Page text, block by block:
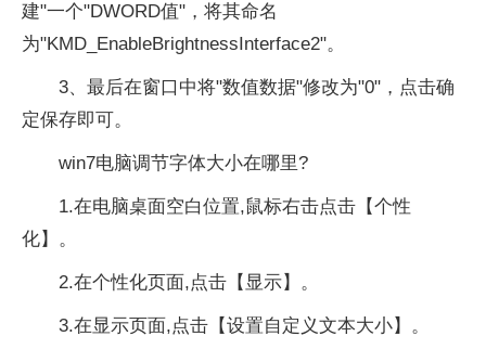
建"一个"DWORD值"，将其命名
为"KMD_EnableBrightnessInterface2"。
3、最后在窗口中将"数值数据"修改为"0"，点击确
定保存即可。
win7电脑调节字体大小在哪里?
1.在电脑桌面空白位置,鼠标右击点击【个性
化】。
2.在个性化页面,点击【显示】。
3.在显示页面,点击【设置自定义文本大小】。